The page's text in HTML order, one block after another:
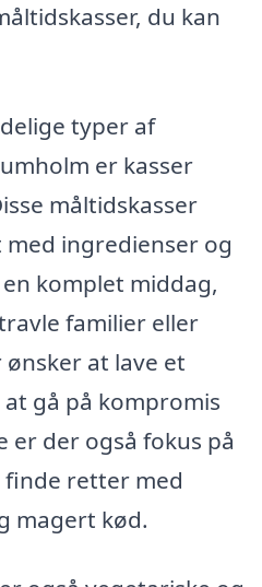
du kan
typer af
er kasser
måltidskasser
ingredienser og
komplet middag,
familier eller
at lave et
gå på kompromis
er der også fokus på
finde retter med
magert kød.